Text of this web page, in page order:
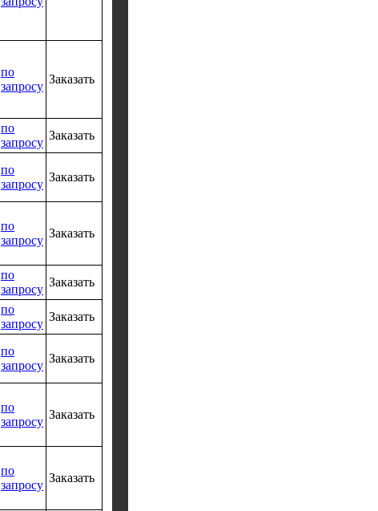
по
запросу
Заказать
по
запросу
Заказать
по
запросу
Заказать
по
запросу
Заказать
по
запросу
Заказать
по
запросу
Заказать
по
запросу
Заказать
по
запросу
Заказать
по
запросу
Заказать